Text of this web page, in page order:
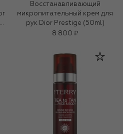
Восстанавливающий
микропитательный крем для
рук Dior Prestige (50ml)
8 800 ₽